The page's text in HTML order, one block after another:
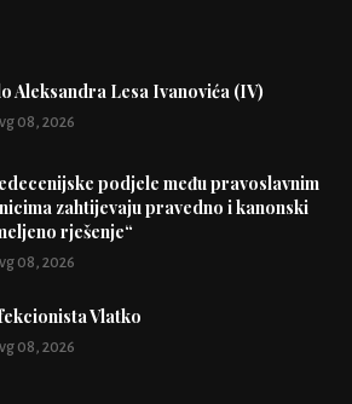
Aleksandra Lesa Ivanovića (IV)
08, 2026
podjele među pravoslavnim
zahtijevaju pravedno i kanonski
rješenje“
08, 2026
Vlatko
08, 2026